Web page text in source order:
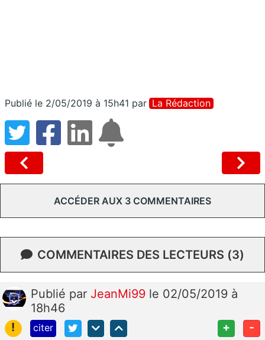
Publié le 2/05/2019 à 15h41 par La Rédaction
ACCÉDER AUX 3 COMMENTAIRES
COMMENTAIRES DES LECTEURS (3)
Publié par JeanMi99 le 02/05/2019 à
18h46
!
citer + -